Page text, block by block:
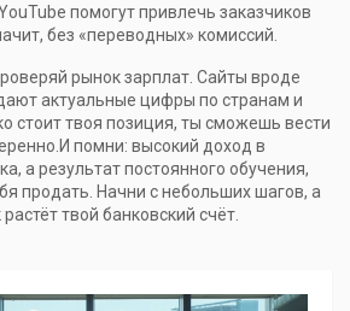
помогут привлечь заказчиков
без «переводных» комиссий.
рынок зарплат. Сайты вроде
актуальные цифры по странам и
стоит твоя позиция, ты сможешь вести
помни: высокий доход в
а результат постоянного обучения,
продать. Начни с небольших шагов, а
твой банковский счёт.